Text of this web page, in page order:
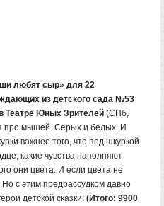
любят сыр» для 22
из детского сада №53
Театре Юных Зрителей (СПб,
про мышей. Серых и белых. И
важнее того, что под шкуркой.
какие чувства наполняют
они цвета. И если цвета не
с этим предрассудком давно
детской сказки! (Итого: 9900